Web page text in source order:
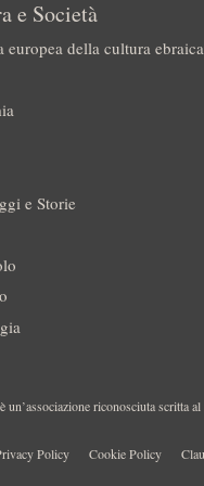
e Società
europea della cultura ebraica
e Storie
un’associazione riconosciuta scritta
Policy Cookie Policy